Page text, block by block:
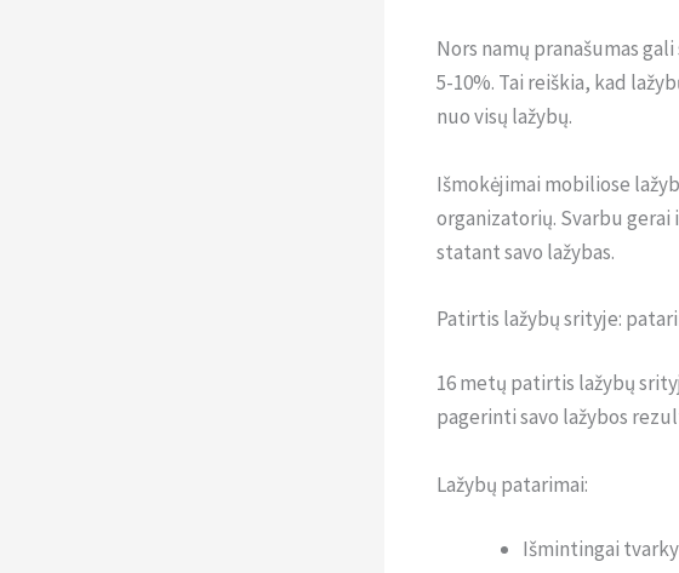
Nors namų pranašumas
5-10%. Tai reiškia, kad
nuo visų lažybų.
Išmokėjimai mobiliose
organizatorių. Svarbu
statant savo lažybas.
Patirtis lažybų srityje:
16 metų patirtis lažybų
pagerinti savo lažybos
Lažybų patarimai:
Išmintingai